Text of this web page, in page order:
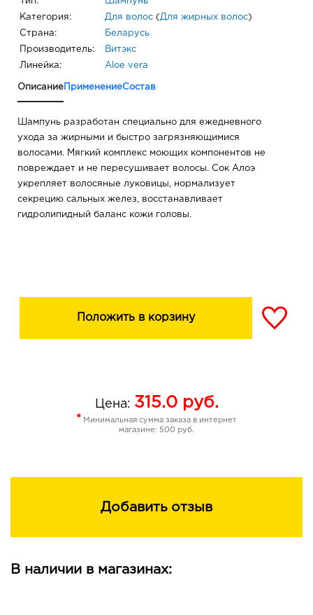
Категория: Для волос ( Для жирных волос)
Страна: Беларусь
Производитель: Витэкс
Линейка: Aloe vera
Описание ПрименениеСостав
Шампунь разработан специально для ежедневного
ухода за жирными и быстро загрязняющимися
волосами. Мягкий комплекс моющих компонентов не
повреждает и не пересушивает волосы. Сок Алоэ
укрепляет волосяные луковицы, нормализует
секрецию сальных желез, восстанавливает
гидролипидный баланс кожи головы.
Положить в корзину
Цена: 315.0руб.
* Минимальная сумма заказа в интернет
магазине: 500 руб.
Добавить отзыв
В наличии в магазинах: